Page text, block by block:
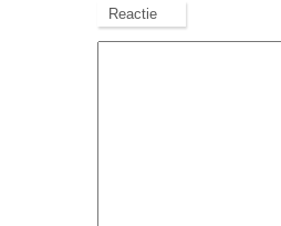
Reactie